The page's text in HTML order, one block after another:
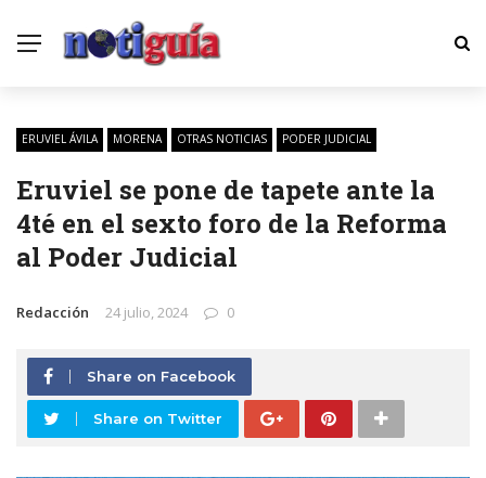
ERUVIEL ÁVILA MORENA OTRAS NOTICIAS PODER JUDICIAL
Eruviel se pone de tapete ante la
4té en el sexto foro de la Reforma
al Poder Judicial
Redacción 24 julio, 2024 0
Share on Facebook
Share on Twitter